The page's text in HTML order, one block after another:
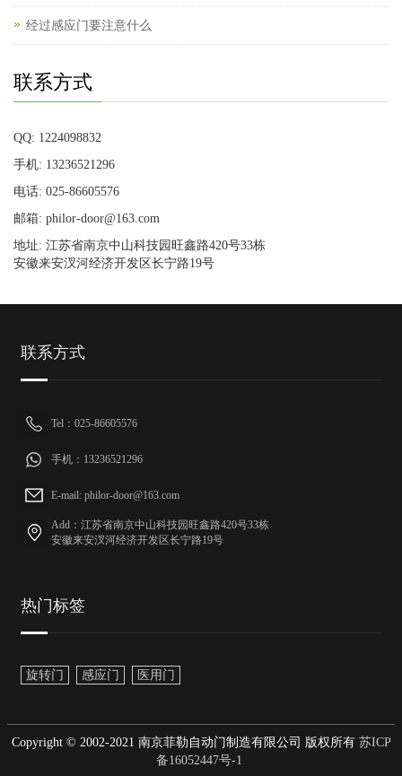
经过感应门要注意什么
联系方式
QQ: 1224098832
手机: 13236521296
电话: 025-86605576
邮箱: philor-door@163.com
地址: 江苏省南京中山科技园旺鑫路420号33栋
安徽来安汊河经济开发区长宁路19号
联系方式
Tel：025-86605576
手机：13236521296
E-mail: philor-door@163.com
Add：江苏省南京中山科技园旺鑫路420号33栋
安徽来安汊河经济开发区长宁路19号
热门标签
旋转门 感应门 医用门
Copyright © 2002-2021 南京菲勒自动门制造有限公司 版权所有苏ICP
备16052447号-1